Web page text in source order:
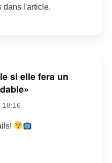
dans l'article.
si elle fera un
18:16